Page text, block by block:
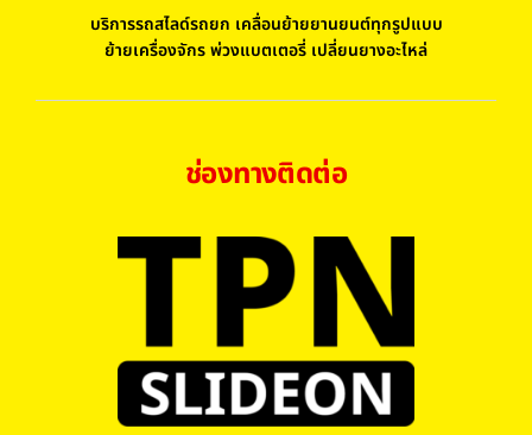
บริการรถสไลด์รถยก เคลื่อนย้ายยานยนต์ทุกรูปแบบ
ย้ายเครื่องจักร พ่วงแบตเตอรี่ เปลี่ยนยางอะไหล่
ช่องทางติดต่อ